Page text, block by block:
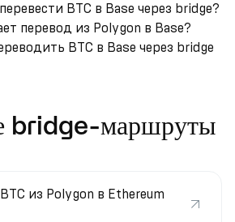
BTC в Base через bridge?
перевод из Polygon в Base?
BTC в Base через bridge
bridge-маршруты
из Polygon в Ethereum